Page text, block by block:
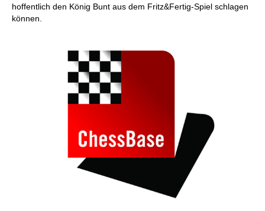
hoffentlich den König Bunt aus dem Fritz&Fertig-Spiel schlagen
können.